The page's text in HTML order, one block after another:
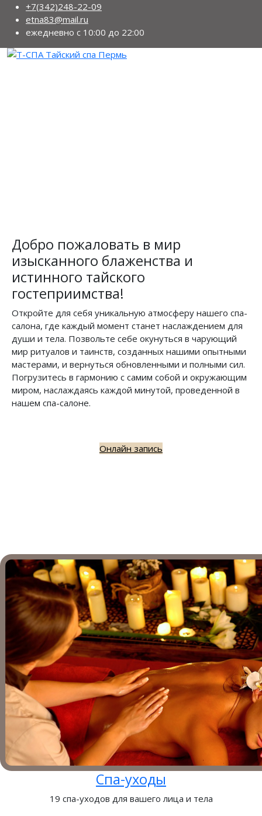
+7(342)248-22-09
etna83@mail.ru
ежедневно с 10:00 до 22:00
Добро пожаловать в мир
изысканного блаженства и
истинного тайского
гостеприимства!
Откройте для себя уникальную атмосферу нашего спа-
салона, где каждый момент станет наслаждением для
души и тела. Позвольте себе окунуться в чарующий
мир ритуалов и таинств, созданных нашими опытными
мастерами, и вернуться обновленными и полными сил.
Погрузитесь в гармонию с самим собой и окружающим
миром, наслаждаясь каждой минутой, проведенной в
нашем спа-салоне.
Онлайн запись
Спа-уходы
19 спа-уходов для вашего лица и тела